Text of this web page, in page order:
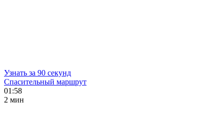
Узнать за 90 секунд
Спасительный маршрут
01:58
2 мин